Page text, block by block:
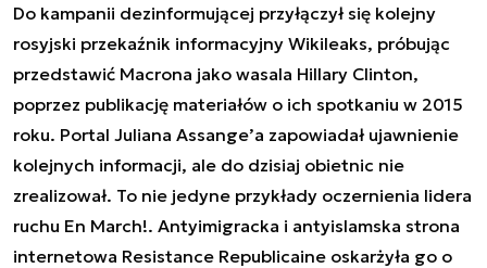
Do kampanii dezinformującej przyłączył się kolejny
rosyjski przekaźnik informacyjny Wikileaks, próbując
przedstawić Macrona jako wasala Hillary Clinton,
poprzez publikację materiałów o ich spotkaniu w 2015
roku. Portal Juliana Assange’a zapowiadał ujawnienie
kolejnych informacji, ale do dzisiaj obietnic nie
zrealizował. To nie jedyne przykłady oczernienia lidera
ruchu En March!. Antyimigracka i antyislamska strona
internetowa Resistance Republicaine oskarżyła go o